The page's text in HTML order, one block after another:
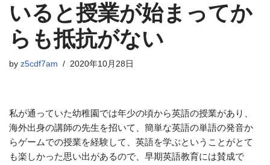
いると授業が始まってか
らも抵抗がない
by z5cdf7am 2020年10月28日
私が通っていた幼稚園では年少の頃から英語の授業があり、
海外出身の講師の先生を招いて、簡単な英語の単語の発音か
らゲームでの授業を経験して、英語を学ぶということがとて
も楽しかった思い出があるので、早期英語教育には賛成で